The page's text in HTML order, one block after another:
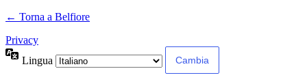
← Torna a Belfiore
Privacy
Lingua